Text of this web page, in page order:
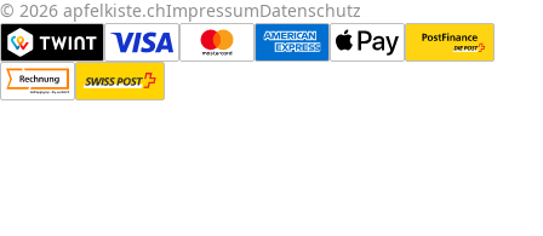
© 2026 apfelkiste.chImpressumDatenschutz